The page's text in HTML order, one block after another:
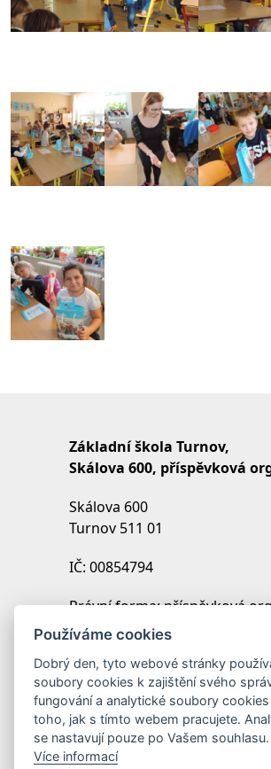
Základní škola Turnov,
Skálova 600, příspěvková
Skálova 600
Turnov 511 01
IČ: 00854794
Právní forma: příspěvková
IZO: 102454027
Zřizovatel: Město Turnov
Používáme cookies
Dobrý den, tyto webové stránky
soubory cookies k zajištění svého
fungování a analytické soubory
toho, jak s tímto webem pracujete.
se nastavují pouze po Vašem souhlasu.
Více informací